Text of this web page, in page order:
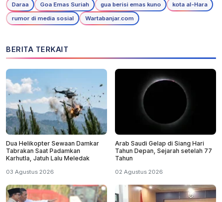
Daraa Goa Emas Suriah gua berisi emas kuno
kota al-Hara
rumor di media sosial
Wartabanjar.com
BERITA TERKAIT
Dua Helikopter Sewaan Damkar
Tabrakan Saat Padamkan
Karhutla, Jatuh Lalu Meledak
03 Agustus 2026
Arab Saudi Gelap di Siang Hari
Tahun Depan, Sejarah setelah 77
Tahun
02 Agustus 2026